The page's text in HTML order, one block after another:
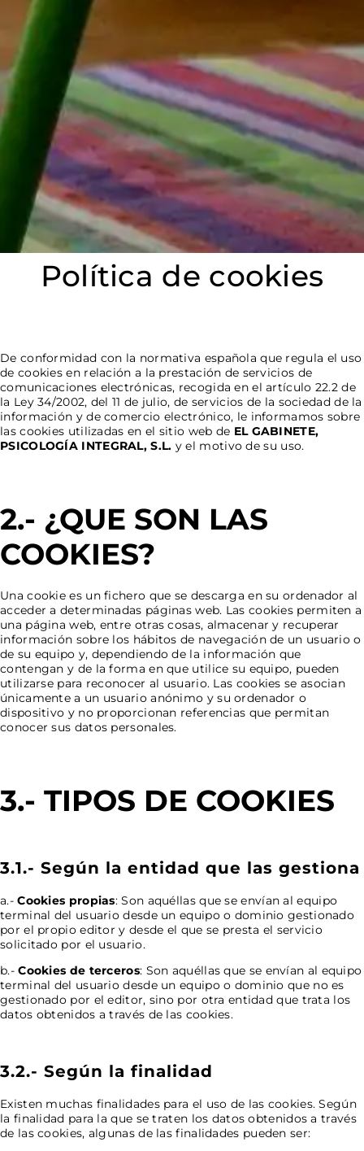
Política de cookies
De conformidad con la normativa española que regula el uso
de cookies en relación a la prestación de servicios de
comunicaciones electrónicas, recogida en el artículo 22.2 de
la Ley 34/2002, del 11 de julio, de servicios de la sociedad de la
información y de comercio electrónico, le informamos sobre
las cookies utilizadas en el sitio web de EL GABINETE,
PSICOLOGÍA INTEGRAL, S.L. y el motivo de su uso.
2.- ¿QUE SON LAS
COOKIES?
Una cookie es un fichero que se descarga en su ordenador al
acceder a determinadas páginas web. Las cookies permiten a
una página web, entre otras cosas, almacenar y recuperar
información sobre los hábitos de navegación de un usuario o
de su equipo y, dependiendo de la información que
contengan y de la forma en que utilice su equipo, pueden
utilizarse para reconocer al usuario. Las cookies se asocian
únicamente a un usuario anónimo y su ordenador o
dispositivo y no proporcionan referencias que permitan
conocer sus datos personales.
3.- TIPOS DE COOKIES
3.1.- Según la entidad que las gestiona
a.-Cookies propias: Son aquéllas que se envían al equipo
terminal del usuario desde un equipo o dominio gestionado
por el propio editor y desde el que se presta el servicio
solicitado por el usuario.
b.-Cookies de terceros: Son aquéllas que se envían al equipo
terminal del usuario desde un equipo o dominio que no es
gestionado por el editor, sino por otra entidad que trata los
datos obtenidos a través de las cookies.
3.2.- Según la finalidad
Existen muchas finalidades para el uso de las cookies. Según
la finalidad para la que se traten los datos obtenidos a través
de las cookies, algunas de las finalidades pueden ser: